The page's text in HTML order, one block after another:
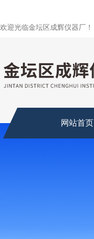
欢迎光临金坛区成辉仪器厂！
网站首页